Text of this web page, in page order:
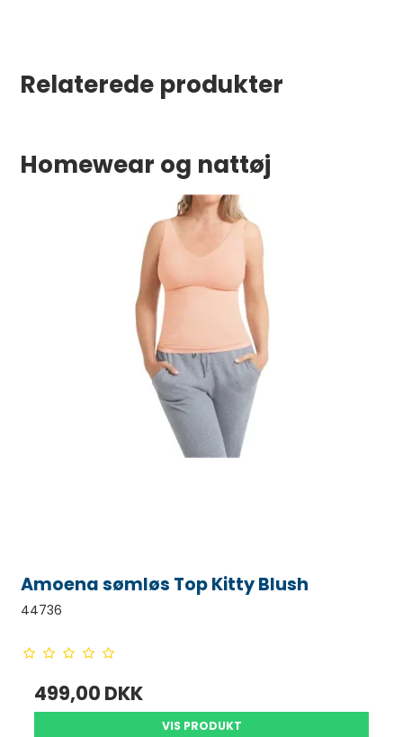
Relaterede produkter
Homewear og nattøj
Amoena sømløs Top Kitty Blush
44736
499,00 DKK
VIS PRODUKT